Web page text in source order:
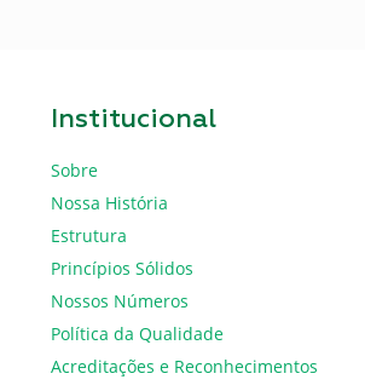
Institucional
Sobre
Nossa História
Estrutura
Princípios Sólidos
Nossos Números
Política da Qualidade
Acreditações e Reconhecimentos